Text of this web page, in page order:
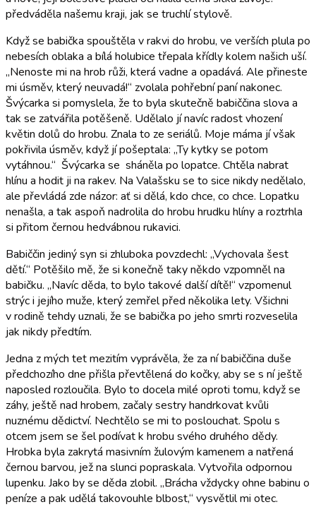
předváděla našemu kraji, jak se truchlí stylově.
Když se babička spouštěla v rakvi do hrobu, ve verších plula po
nebesích oblaka a bílá holubice třepala křídly kolem našich uší.
„Nenoste mi na hrob růži, která vadne a opadává. Ale přineste
mi úsměv, který neuvadá!“ zvolala pohřební paní nakonec.
Švýcarka si pomyslela, že to byla skutečně babiččina slova a
tak se zatvářila potěšeně. Udělalo jí navíc radost vhození
květin dolů do hrobu. Znala to ze seriálů. Moje máma jí však
pokřivila úsměv, když jí pošeptala: „Ty kytky se potom
vytáhnou.“ Švýcarka se sháněla po lopatce. Chtěla nabrat
hlínu a hodit ji na rakev. Na Valašsku se to sice nikdy nedělalo,
ale převládá zde názor: ať si dělá, kdo chce, co chce. Lopatku
nenašla, a tak aspoň nadrolila do hrobu hrudku hlíny a roztrhla
si přitom černou hedvábnou rukavici.
Babiččin jediný syn si zhluboka povzdechl: „Vychovala šest
dětí.“ Potěšilo mě, že si konečně taky někdo vzpomněl na
babičku. „Navíc děda, to bylo takové další dítě!“ vzpomenul
strýc i jejího muže, který zemřel před několika lety. Všichni
v rodině tehdy uznali, že se babička po jeho smrti rozveselila
jak nikdy předtím.
Jedna z mých tet mezitím vyprávěla, že za ní babiččina duše
předchozího dne přišla převtělená do kočky, aby se s ní ještě
naposled rozloučila. Bylo to docela milé oproti tomu, když se
záhy, ještě nad hrobem, začaly sestry handrkovat kvůli
nuznému dědictví. Nechtělo se mi to poslouchat. Spolu s
otcem jsem se šel podívat k hrobu svého druhého dědy.
Hrobka byla zakrytá masivním žulovým kamenem a natřená
černou barvou, jež na slunci popraskala. Vytvořila odpornou
lupenku. Jako by se děda zlobil. „Brácha vždycky ohne babinu o
peníze a pak udělá takovouhle blbost,“ vysvětlil mi otec.